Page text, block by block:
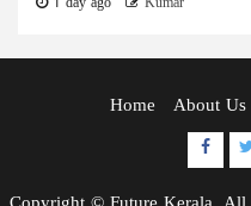
1 day ago Kumar
Home About Us